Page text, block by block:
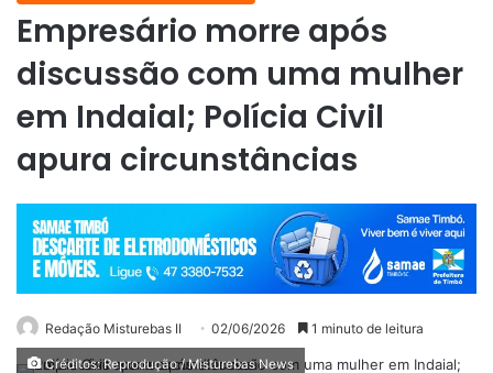
Empresário morre após
discussão com uma mulher
em Indaial; Polícia Civil
apura circunstâncias
Redação Misturebas II 02/06/2026 1 minuto de leitura
Créditos: Reprodução / Misturebas News